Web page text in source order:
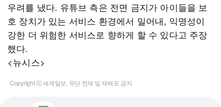
우려를 냈다. 유튜브 측은 전면 금지가 아이들을 보
호 장치가 있는 서비스 환경에서 밀어내, 익명성이
강한 더 위험한 서비스로 향하게 할 수 있다고 주장
했다.
<뉴시스>
Copyright ⓒ 세계일보. 무단 전재 및 재배포 금지